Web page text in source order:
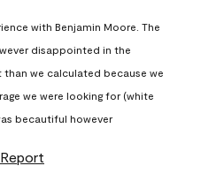
with Benjamin Moore. The
disappointed in the
we calculated because we
we were looking for (white
becautiful however
Report